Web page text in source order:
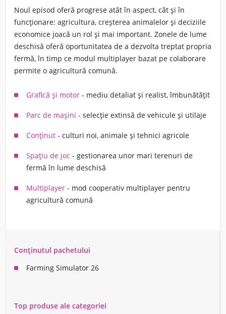
Noul episod oferă progrese atât în aspect, cât și în
funcționare: agricultura, creșterea animalelor și deciziile
economice joacă un rol și mai important. Zonele de lume
deschisă oferă oportunitatea de a dezvolta treptat propria
fermă, în timp ce modul multiplayer bazat pe colaborare
permite o agricultură comună.
Grafică și motor - mediu detaliat și realist, îmbunătățit
Parc de mașini - selecție extinsă de vehicule și utilaje
Conținut - culturi noi, animale și tehnici agricole
Spațiu de joc - gestionarea unor mari terenuri de
fermă în lume deschisă
Multiplayer - mod cooperativ multiplayer pentru
agricultură comună
Conținutul pachetului
Farming Simulator 26
Top produse ale categoriei